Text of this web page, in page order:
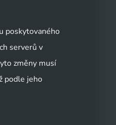
poskytovaného
serverů v
změny musí
podle jeho